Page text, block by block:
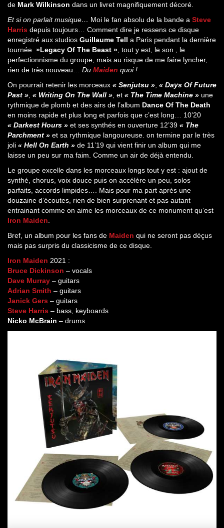
de Mark Wilkinson dans un livret magnifiquement décoré.
Et si on parlait musique… Moi le fan absolu de la bande a Steve
Harris depuis toujours… Comment dire je ressens ce disque
enregistré aux studios Guillaume Tell a Paris pendant la dernière
tournée »Legacy Of The Beast » , tout y est, le son , le
perfectionnisme du groupe, mais au risque de me faire lyncher,
rien de très nouveau… Du Maiden quoi !
On pourrait retenir les morceaux « Senjutsu » « Days Of Future
Past » « Writing On The Wall » , et « The Time Machine » une
rythmique de plomb et des airs de l’album Dance Of The Death
en moins rapide et plus long et parfois que c’est long… 10’20
« Darkest Hours » et ses synthés en ouverture 12’39 « The
Parchment » et sa rythmique langoureuse. on termine par le très
joli « Hell On Earth » de 11’19 qui vient finir un album qui me
laisse un peu sur ma faim. Comme un air de déjà entendu.
Le groupe excelle dans les morceaux longs tout y est : ajout de
synthé, chorus, voix douce puis on accélère un peu, solos
parfaits, accords limpides…. Mais pour ma part après une
douzaine d’écoutes, rien de bien surprenant et pas autant
entrainant comme on aime les morceaux de ce monument qu’est
Iron Maiden
Bref, un album pour les fans de Maiden qui ne seront pas déçus
mais pas surpris du classicisme de ce disque.
Iron Maiden 2021 :
Bruce Dickinson – vocals
Dave Murray – guitars
Adrian Smith – guitars
Janick Gers – guitars
Steve Harris – bass, keyboards
Nicko McBrain – drums